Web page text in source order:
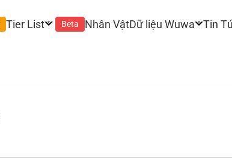
Tier List Beta Nhân VậtDữ liệu Wuwa Tin